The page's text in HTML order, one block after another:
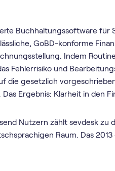
Buch­haltungs­software
GoBD-konforme
Indem
Fehlerrisiko und
die gesetzlich
Ergebnis: Klarheit in den
Nutzern zählt sevdesk zu
Raum. Das